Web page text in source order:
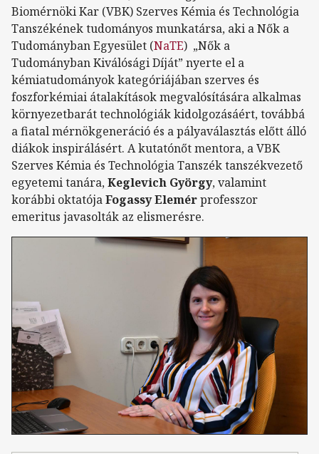
Biomérnöki Kar (VBK) Szerves Kémia és Technológia
Tanszékének tudományos munkatársa, aki a Nők a
Tudományban Egyesület (NaTE) „Nők a
Tudományban Kiválósági Díját” nyerte el a
kémiatudományok kategóriájában szerves és
foszforkémiai átalakítások megvalósítására alkalmas
környezetbarát technológiák kidolgozásáért, továbbá
a fiatal mérnökgeneráció és a pályaválasztás előtt álló
diákok inspirálásért. A kutatónőt mentora, a VBK
Szerves Kémia és Technológia Tanszék tanszékvezető
egyetemi tanára,Keglevich György, valamint
korábbi oktatójaFogassy Elemérprofesszor
emeritus javasolták az elismerésre.